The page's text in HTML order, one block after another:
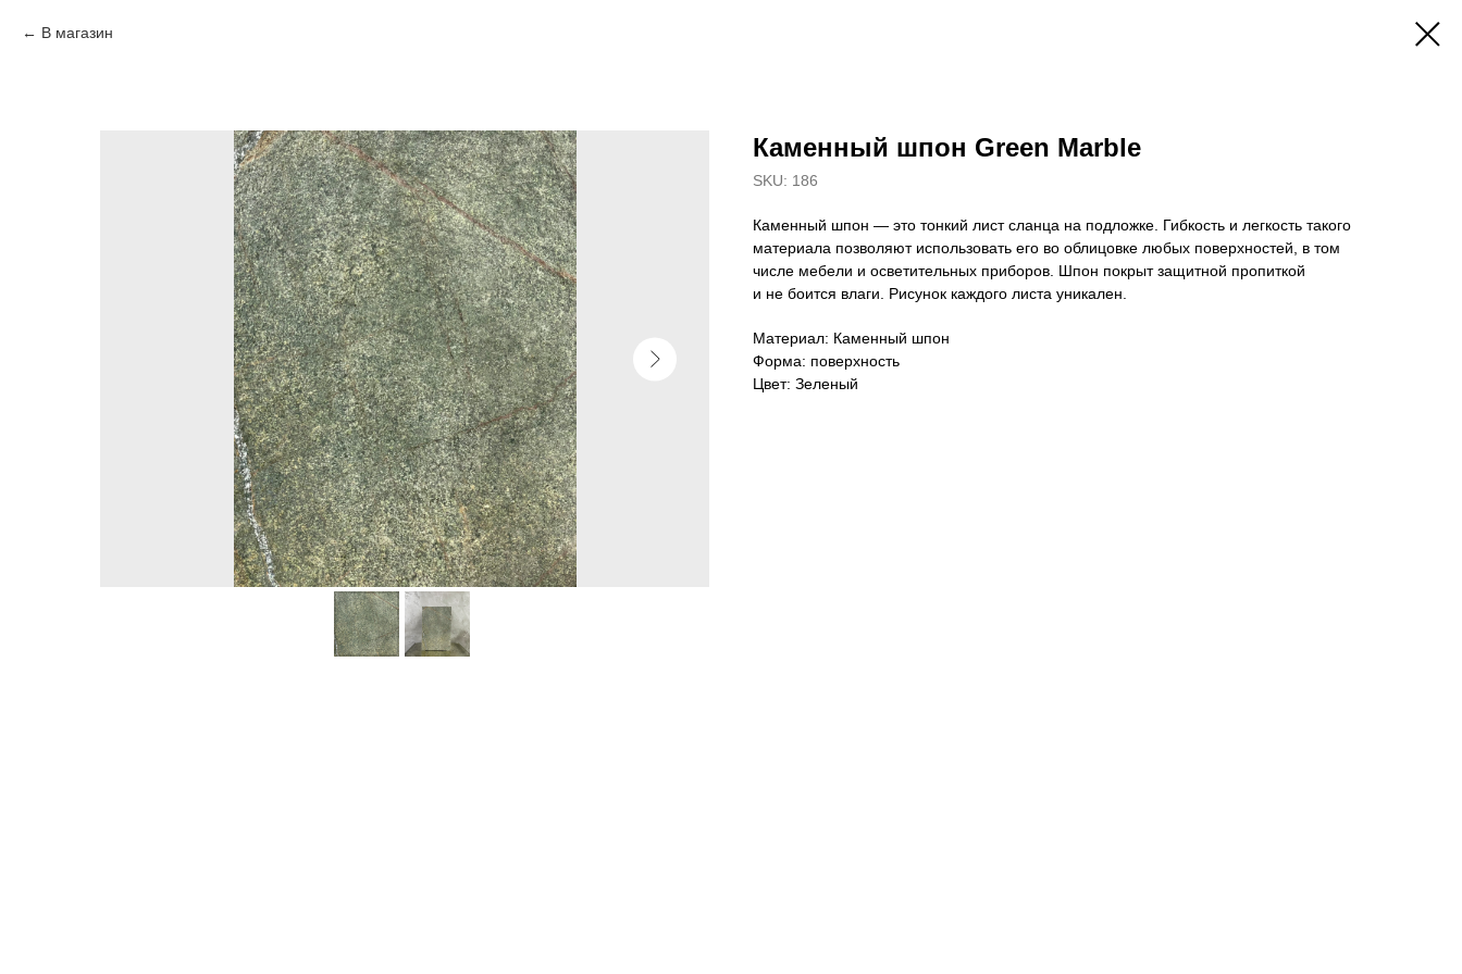
В магазин
Каменный шпон Green Marble
SKU: 186
Каменный шпон — это тонкий лист сланца на подложке. Гибкость и легкость такого
материала позволяют использовать его во облицовке любых поверхностей, в том
числе мебели и осветительных приборов. Шпон покрыт защитной пропиткой
и не боится влаги. Рисунок каждого листа уникален.
Материал: Каменный шпон
Форма: поверхность
Цвет: Зеленый